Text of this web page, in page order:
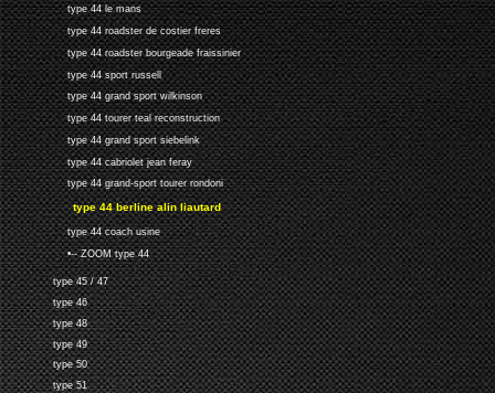
type 44 le mans
type 44 roadster de costier freres
type 44 roadster bourgeade fraissinier
type 44 sport russell
type 44 grand sport wilkinson
type 44 tourer teal reconstruction
type 44 grand sport siebelink
type 44 cabriolet jean feray
type 44 grand-sport tourer rondoni
type 44 berline alin liautard
type 44 coach usine
•-- ZOOM type 44
type 45 / 47
type 46
type 48
type 49
type 50
type 51